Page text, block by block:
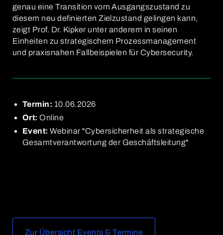
genau eine Transition vom Ausgangszustand zu
diesem neu definierten Zielzustand gelingen kann,
zeigt Prof. Dr. Kipker unter anderem in seinen
Einheiten zu strategischem Prozessmanagement
und praxisnahen Fallbeispielen für Cybersecurity.
Termin: 10.06.2026
Ort:Online
Event: Webinar "Cybersicherheit als strategische
Gesamtverantwortung der Geschäftsleitung"
Zur Übersicht Events & Termine